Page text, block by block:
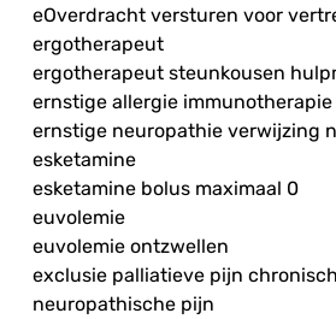
eOverdracht versturen voor
ergotherapeut
ergotherapeut steunkousen
ernstige allergie immunotherapie
ernstige neuropathie verwijzing
esketamine
esketamine bolus maximaal 0
euvolemie
euvolemie ontzwellen
exclusie palliatieve pijn
neuropathische pijn